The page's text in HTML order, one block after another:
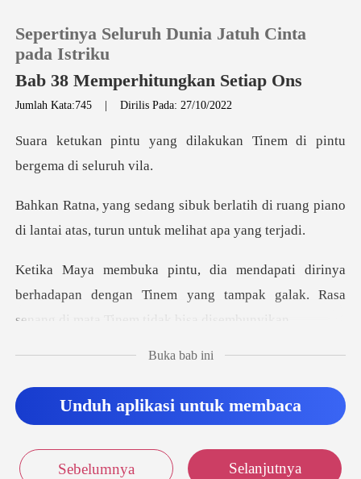
Pengisian Ulang
Riwayat Membaca
Sepertinya Seluruh Dunia Jatuh Cinta
pada Istriku
Bab 38 Memperhitungkan Setiap Ons
Jumlah Kata:745 |Dirilis Pada: 27/10/2022
dilakukan Tinem di pintu
atih di ruang piano
di lantai atas,
berhadapan dengan Tinem yang tampak galak. Rasa
u te Buka bab ini
Unduh aplikasi untuk membaca
Sebelumnya Selanjutnya